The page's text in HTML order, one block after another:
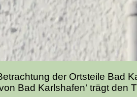
der Ortsteile Bad
Bad Karlshafen‘ trägt den